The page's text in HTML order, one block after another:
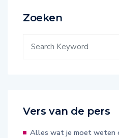
slotenmaker je kan helpen